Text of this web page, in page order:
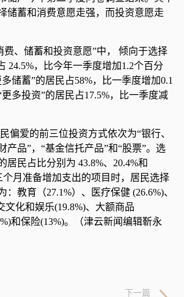
储蓄和消费意愿走强，而投资意愿走
费、储蓄和投资意愿”中， 倾向于选择
24.5%，比今年一季度增加1.2个百分
储蓄”的居民占58%，比一季度增加0.1
多投资”的居民占17.5%，比一季度减
偏爱的前三位投资方式依次为“银行、
产品”，“基金信托产品”和“股票”。选
居民占比分别为 43.8%、20.4%和
个月准备增加支出的项目时，居民选择
：教育（27.1%）、医疗保健 (26.6%)、
文化和娱乐(19.8%)、大额商品
和保险(13%)。（津云新闻编辑靳永
下一篇